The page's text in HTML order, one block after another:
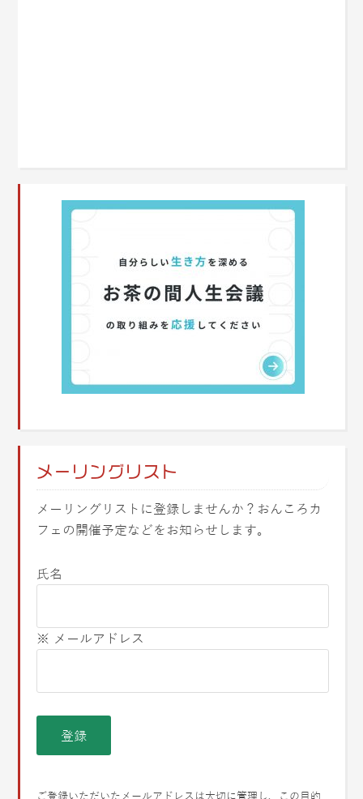
メーリングリスト
メーリングリストに登録しませんか？おんころカ
フェの開催予定などをお知らせします。
氏名
※ メールアドレス
ご登録いただいたメールアドレスは大切に管理し、この目的